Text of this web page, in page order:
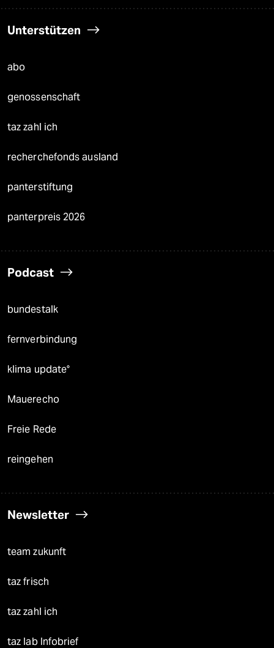
Unterstützen
abo
genossenschaft
taz zahl ich
recherchefonds ausland
panterstiftung
panterpreis 2026
Podcast
bundestalk
fernverbindung
klima update°
Mauerecho
Freie Rede
reingehen
Newsletter
team zukunft
taz frisch
taz zahl ich
taz lab Infobrief